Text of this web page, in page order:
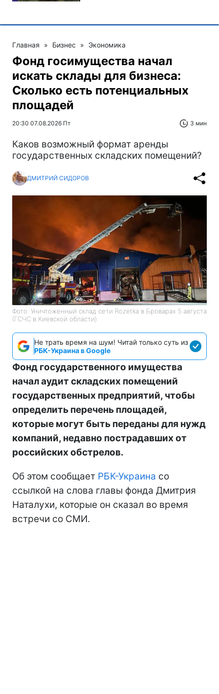
Главная » Бизнес » Экономика
Фонд госимущества начал
искать склады для бизнеса:
Сколько есть потенциальных
площадей
20:30 07.08.2026 Пт 3 мин
Каков возможный формат аренды
государственных складских помещений?
ДМИТРИЙ СИДОРОВ
Фото: Уничтоженный склад сети Rozetka в Броварах 5 августа
(ГСЧС в Киевской области)
Не трать время на шум! Читай только суть из
РБК-Украина в Google
Фонд государственного имущества
начал аудит складских помещений
государственных предприятий, чтобы
определить перечень площадей,
которые могут быть переданы для нужд
компаний, недавно пострадавших от
российских обстрелов.
Об этом сообщает РБК-Украина со
ссылкой на слова главы фонда Дмитрия
Наталухи, которые он сказал во время
встречи со СМИ.